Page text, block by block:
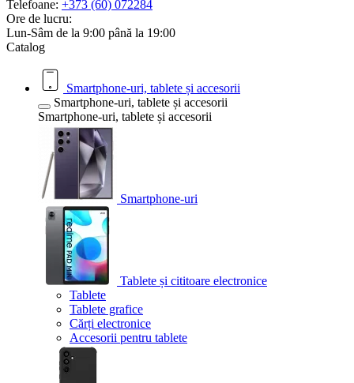
Telefoane: +373 (60) 072284
Ore de lucru:
Lun-Sâm de la 9:00 până la 19:00
Catalog
Smartphone-uri, tablete și accesorii
Smartphone-uri, tablete și accesorii
Smartphone-uri, tablete și accesorii
Smartphone-uri
Tablete și cititoare electronice
Tablete
Tablete grafice
Cărți electronice
Accesorii pentru tablete